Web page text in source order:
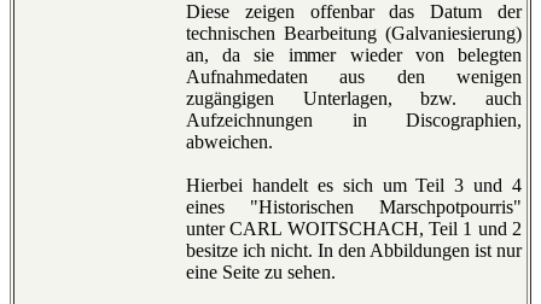
Diese zeigen offenbar das Datum der
technischen Bearbeitung (Galvaniesierung)
an, da sie immer wieder von belegten
Aufnahmedaten aus den wenigen
zugängigen Unterlagen, bzw. auch
Aufzeichnungen in Discographien,
abweichen.
Hierbei handelt es sich um Teil 3 und 4
eines "Historischen Marschpotpourris"
unter CARL WOITSCHACH, Teil 1 und 2
besitze ich nicht. In den Abbildungen ist nur
eine Seite zu sehen.